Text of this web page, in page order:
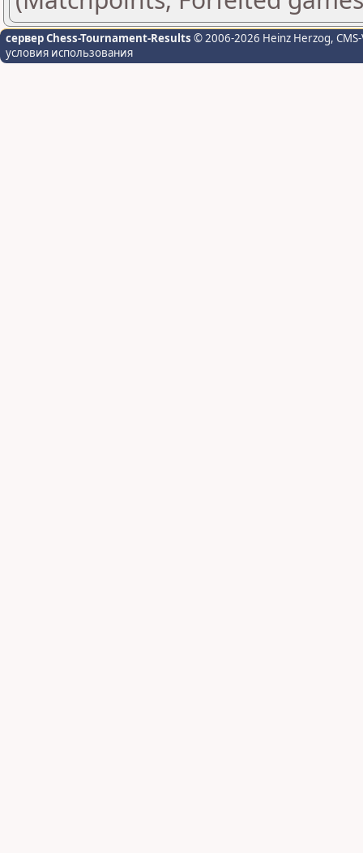
сервер Chess-Tournament-Results © 2006-2026 Heinz Herzog,
условия использования